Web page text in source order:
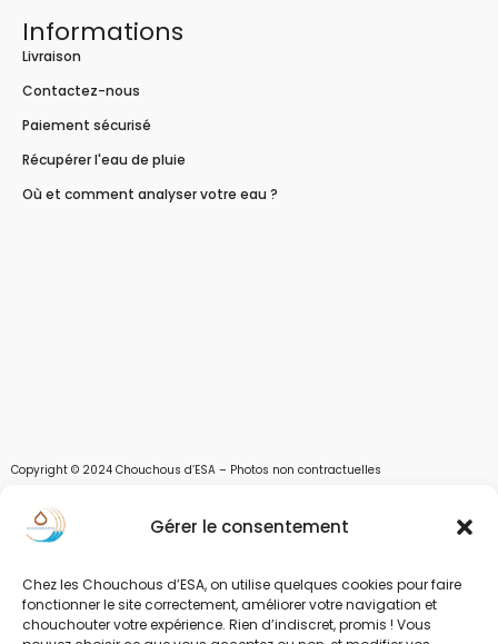
Gérer le consentement
Chez les Chouchous d’ESA, on utilise quelques cookies pour faire
fonctionner le site correctement, améliorer votre navigation et
chouchouter votre expérience. Rien d’indiscret, promis ! Vous
Informations
Livraison
Contactez-nous
Paiement sécurisé
Récupérer l'eau de pluie
Où et comment analyser votre eau ?
Copyright © 2024 Chouchous d’ESA – Photos non contractuelles
Les chouchous d’Esa vous apportent toutes les solutions pour récupérer l’eau de
pluie, et des moyens pour stocker, filtrer, traiter et potabiliser l’eau d’un forage,
Soleil et Air nous proposons également des équipements pour décontaminer de
l’air par photocatalyse ou plasma froid et des équipements solaires.
www.chouchousdesa.fr est le site de e-commerce de la société ESA Evolutions,